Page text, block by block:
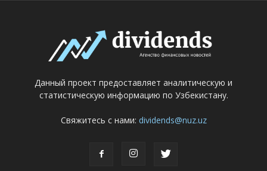
Данный проект предоставляет аналитическую и
статистическую информацию по Узбекистану.
Свяжитесь с нами: dividends@nuz.uz